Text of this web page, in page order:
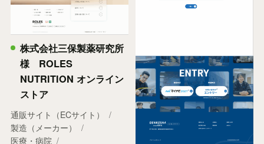
株式会社三保製薬研究所
様 ROLES
NUTRITION オンライン
ストア
通販サイト（ECサイト）
製造（メーカー）
医療・病院